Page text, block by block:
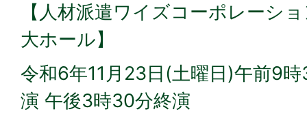
【人材派遣ワイズコーポレーシ
大ホール】
令和6年11月23日(土曜日)午前9
演 午後3時30分終演